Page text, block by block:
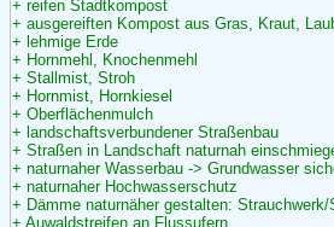
+ reifen Stadtkompost
+ ausgereiften Kompost aus Gras, Kraut,
+ lehmige Erde
+ Hornmehl, Knochenmehl
+ Stallmist, Stroh
+ Hornmist, Hornkiesel
+ Oberflächenmulch
+ landschaftsverbundener Straßenbau
+ Straßen in Landschaft naturnah
+ naturnaher Wasserbau -> Grundwasser
+ naturnaher Hochwasserschutz
+ Dämme naturnäher gestalten:
+ Auwaldstreifen an Flussufern